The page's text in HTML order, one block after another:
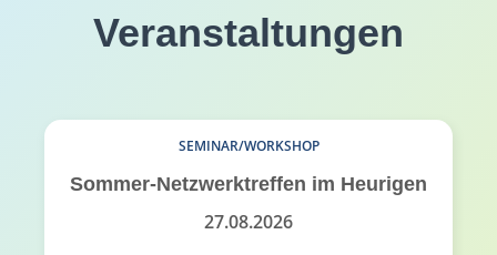
Veranstaltungen
SEMINAR/WORKSHOP
Sommer-Netzwerktreffen im Heurigen
27.08.2026